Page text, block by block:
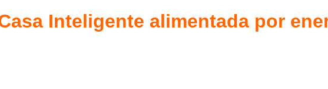
Inteligente alimentada por